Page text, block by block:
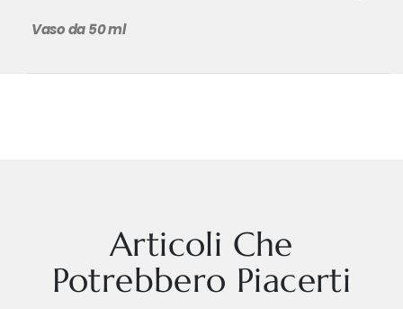
Vaso da 50 ml
Articoli Che
Potrebbero Piacerti